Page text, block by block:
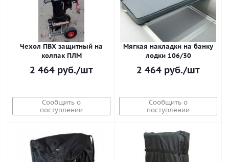
Чехол ПВХ защитный на
колпак ПЛМ
2 464 руб./шт
Сообщить о
поступлении
Мягкая накладки на банку
лодки 106/30
2 464 руб./шт
Сообщить о
поступлении